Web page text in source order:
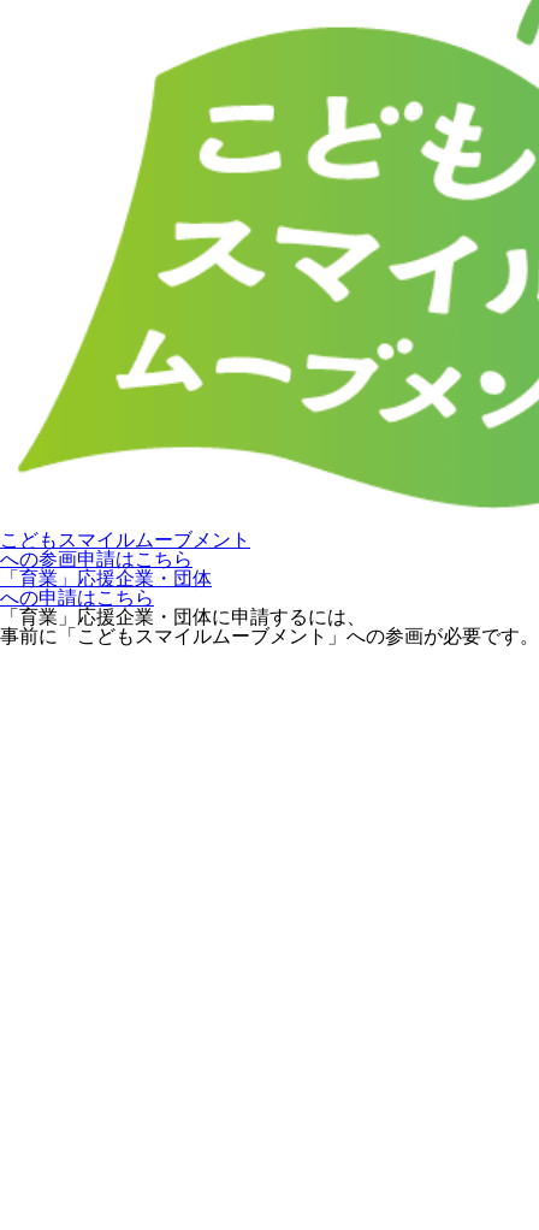
こどもスマイルムーブメント
への参画申請はこちら
「育業」応援企業・団体
への申請はこちら
「育業」応援企業・団体に申請するには、
事前に「こどもスマイルムーブメント」への参画が必要です。